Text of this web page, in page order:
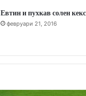
Евтин и пухкав солен
февруари 21, 2016